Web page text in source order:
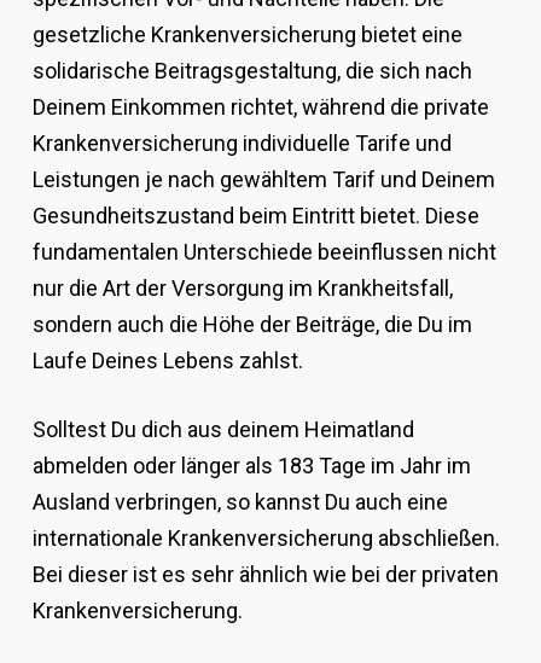
gesetzliche Krankenversicherung bietet eine
solidarische Beitragsgestaltung, die sich nach
Deinem Einkommen richtet, während die private
Krankenversicherung individuelle Tarife und
Leistungen je nach gewähltem Tarif und Deinem
Gesundheitszustand beim Eintritt bietet. Diese
fundamentalen Unterschiede beeinflussen nicht
nur die Art der Versorgung im Krankheitsfall,
sondern auch die Höhe der Beiträge, die Du im
Laufe Deines Lebens zahlst.
Solltest Du dich aus deinem Heimatland
abmelden oder länger als 183 Tage im Jahr im
Ausland verbringen, so kannst Du auch eine
internationale Krankenversicherung abschließen.
Bei dieser ist es sehr ähnlich wie bei der privaten
Krankenversicherung.